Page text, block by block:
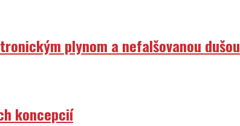
plynom a nefalšovanou dušou
koncepcií